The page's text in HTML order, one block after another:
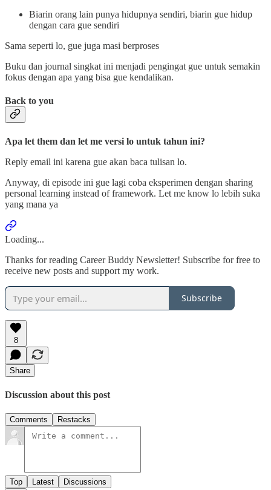
Biarin orang lain punya hidupnya sendiri, biarin gue hidup
dengan cara gue sendiri
Sama seperti lo, gue juga masi berproses
Buku dan journal singkat ini menjadi pengingat gue untuk semakin
fokus dengan apa yang bisa gue kendalikan.
Back to you
Apa let them dan let me versi lo untuk tahun ini?
Reply email ini karena gue akan baca tulisan lo.
Anyway, di episode ini gue lagi coba eksperimen dengan sharing
personal learning instead of framework. Let me know lo lebih suka
yang mana ya
Loading...
Thanks for reading Career Buddy Newsletter! Subscribe for free to
receive new posts and support my work.
Subscribe
8
Share
Discussion about this post
Comments Restacks
Top Latest Discussions